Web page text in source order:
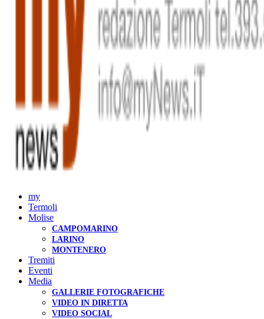
my
Termoli
Molise
CAMPOMARINO
LARINO
MONTENERO
Tremiti
Eventi
Media
GALLERIE FOTOGRAFICHE
VIDEO IN DIRETTA
VIDEO SOCIAL